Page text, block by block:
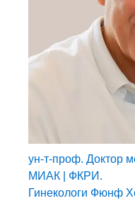
ун-т-проф. Доктор
МИАК | ФКРИ.
Гинекологи Фюнф